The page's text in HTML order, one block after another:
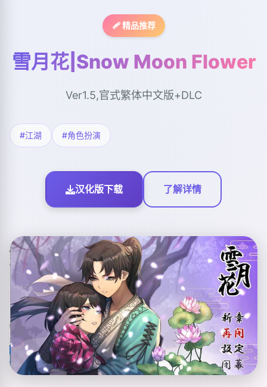
🩹 精品推荐
雪月花|Snow Moon Flower
Ver1.5,官式繁体中文版+DLC
#江湖 #角色扮演
汉化版下载 了解详情